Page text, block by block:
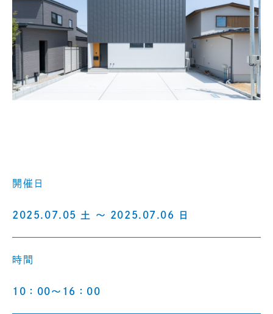
開催日
2025.07.05 土 〜 2025.07.06 日
時間
10：00～16：00